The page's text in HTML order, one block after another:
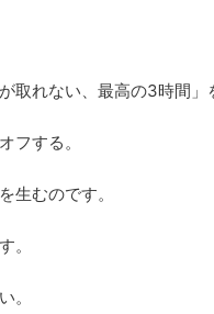
取れない、最高の3時間
フする。
生むのです。
。
。